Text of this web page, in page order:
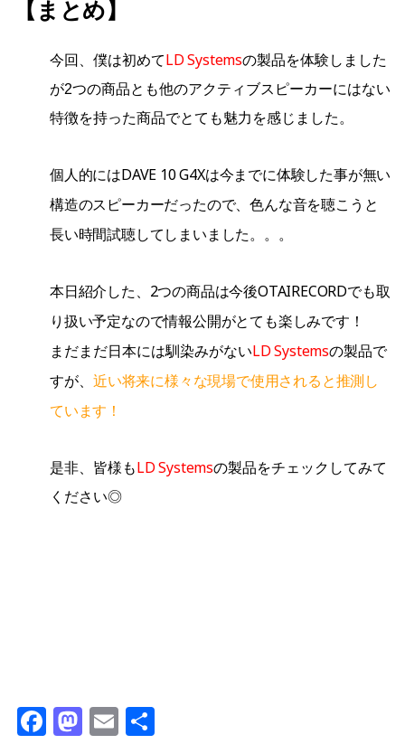
【まとめ】
今回、僕は初めてLD Systemsの製品を体験しました
が2つの商品とも他のアクティブスピーカーにはない
特徴を持った商品でとても魅力を感じました。
個人的にはDAVE 10 G4Xは今までに体験した事が無い
構造のスピーカーだったので、色んな音を聴こうと
長い時間試聴してしまいました。。。
本日紹介した、2つの商品は今後OTAIRECORDでも取
り扱い予定なので情報公開がとても楽しみです！
まだまだ日本には馴染みがないLD Systemsの製品で
すが、 近い将来に様々な現場で使用されると推測し
ています！
是非、皆様もLD Systemsの製品をチェックしてみて
ください◎
F M E